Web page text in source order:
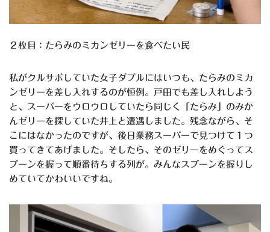
２枚目：たらみのミカンゼリーを食べたい民
私がクルサポしていた女子ダブルにはいつも、たらみのミカ
ンゼリーを差し入れするのが恒例。戸田でも差し入れしよう
と、スーパーをウロウロしていたら同じく「たらみ」のみか
んゼリーを探していた井上と遭遇しました。残念ながら、そ
こにはなかったのですが、後日業務スーパーで見つけて１つ
買ってきてあげました。そしたら、そのゼリーをめぐってス
プーンを握って順番待ちする列が。みんなスプーンを握りし
めていてかわいいですね。